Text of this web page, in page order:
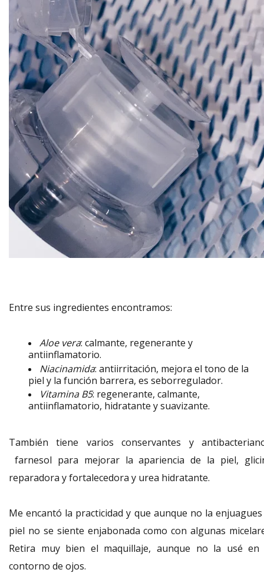
Entre sus ingredientes encontramos:
Aloe vera: calmante, regenerante y
antiinflamatorio.
Niacinamida: antiirritación, mejora el tono de la
piel y la función barrera, es seborregulador.
Vitamina B5: regenerante, calmante,
antiinflamatorio, hidratante y suavizante.
También tiene varios conservantes y
farnesol para mejorar la apariencia de la piel,
reparadora y fortalecedora y urea hidratante.
Me encantó la practicidad y que aunque no la
piel no se siente enjabonada como con algunas
Retira muy bien el maquillaje, aunque no la usé en
contorno de ojos.